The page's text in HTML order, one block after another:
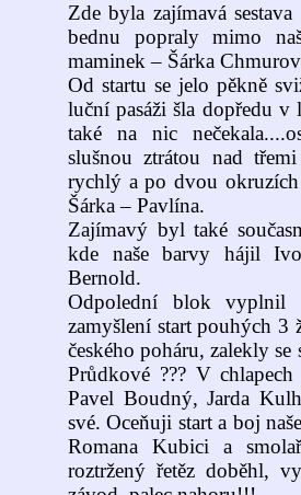
Zde byla zajímavá
bednu popraly mimo
maminek – Šárka
Od startu se jelo pěkně
luční pasáži šla dopředu v
také na nic
slušnou ztrátou nad
rychlý a po dvou
Šárka – Pavlína.
Zajímavý byl také
kde naše barvy hájil
Bernold.
Odpolední blok vyplnil
zamyšlení start pouhých 3
českého poháru, zalekly
Průdkové ??? V
Pavel Boudný, Jarda
své. Oceňuji start a boj
Romana Kubici a
roztržený řetěz doběhl,